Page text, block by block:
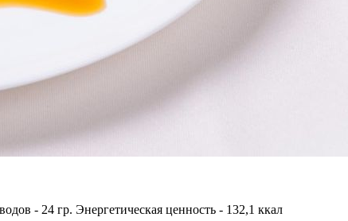
- 24 гр. Энергетическая ценность - 132,1 ккал